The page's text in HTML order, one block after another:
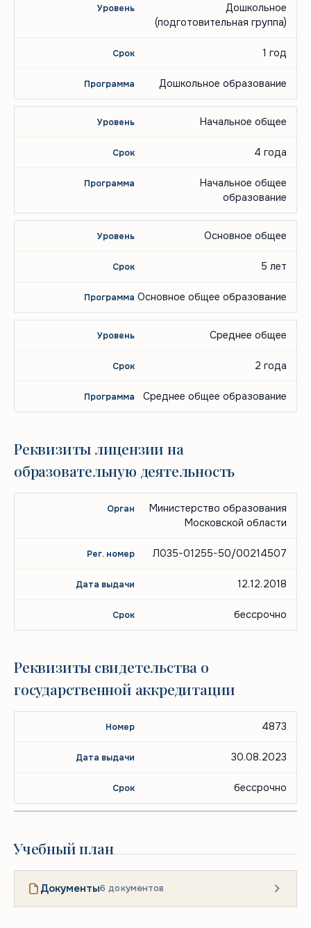
Дошкольное
(подготовительная группа)
1 год
Дошкольное образование
Начальное общее
4 года
Начальное общее
образование
Основное общее
5 лет
Основное общее образование
Среднее общее
2 года
Среднее общее образование
Реквизиты лицензии на
образовательную деятельность
Регистрационный
Дата
выдачи
Срок
действия
Министерство образования
Московской области
Л035-01255-50/00214507
12.12.2018
бессрочно
Реквизиты свидетельства о
государственной аккредитации
Дата
4873
30.08.2023
бессрочно
Учебный план
Документы6 документов